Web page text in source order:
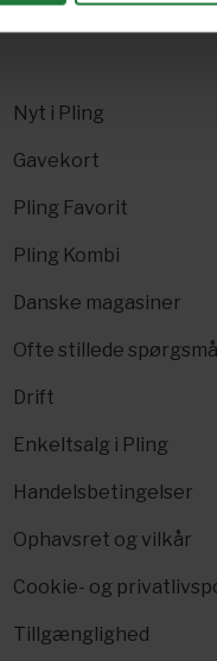
Nyt i Pling
Gavekort
Pling Favorit
Pling Kombi
Danske magasiner
Ofte stillede
Drift
Enkeltsalg i Pling
Handelsbetingelser
Ophavsret og vilkår
Cookie- og
Tillgænglighed